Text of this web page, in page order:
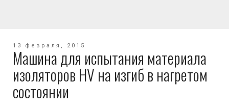
13 февраля, 2015
Машина для испытания материала
изоляторов HV на изгиб в нагретом
состоянии